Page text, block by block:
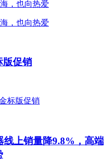
版促销
线上销量降9.8%，高端